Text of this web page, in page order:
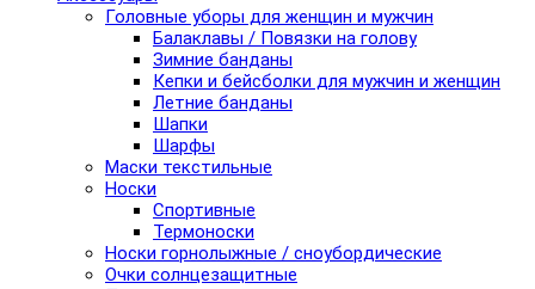
Головные уборы для женщин и мужчин
Балаклавы / Повязки на голову
Зимние банданы
Кепки и бейсболки для мужчин и женщин
Летние банданы
Шапки
Шарфы
Маски текстильные
Носки
Спортивные
Термоноски
Носки горнолыжные / сноубордические
Очки солнцезащитные